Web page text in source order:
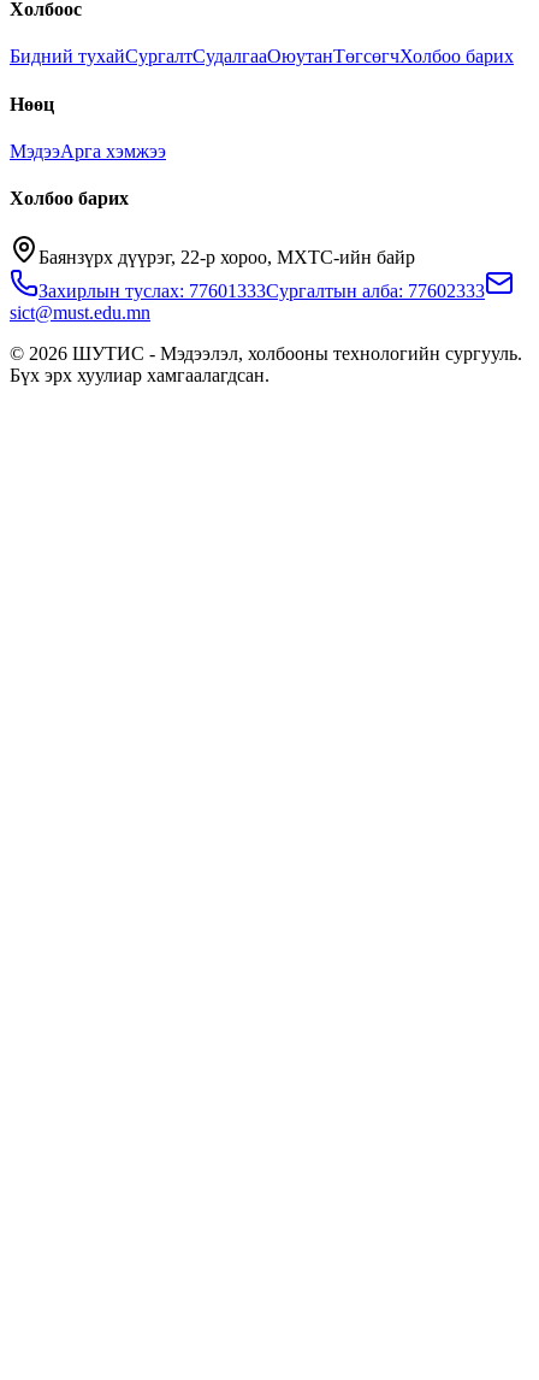
Холбоос
Бидний тухайСургалтСудалгааОюутанТөгсөгчХолбоо барих
Нөөц
МэдээАрга хэмжээ
Холбоо барих
Баянзүрх дүүрэг, 22-р хороо, МХТС-ийн байр
Захирлын туслах: 77601333Сургалтын алба: 77602333
sict@must.edu.mn
© 2026 ШУТИС - Мэдээлэл, холбооны технологийн сургууль.
Бүх эрх хуулиар хамгаалагдсан.